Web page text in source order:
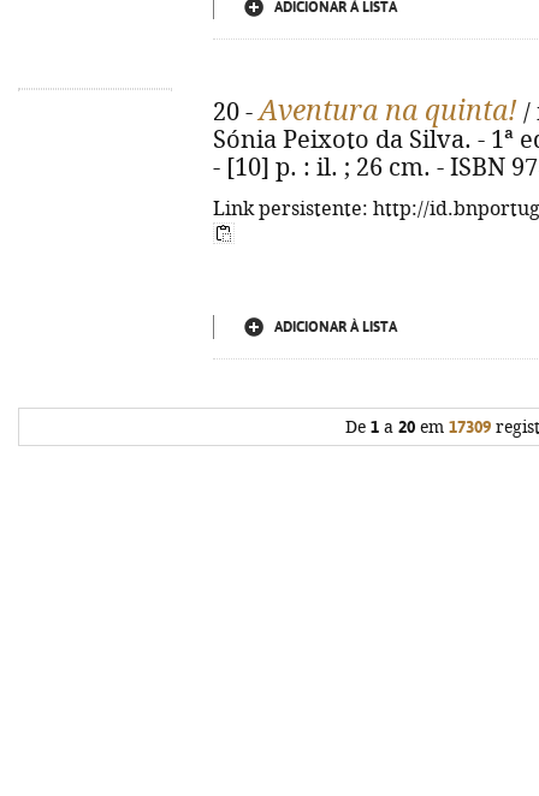
ADICIONAR À LISTA
20 -Aventura na quinta! /
Sónia Peixoto da Silva. - 1ª
- [10] p. : il. ; 26 cm. - ISBN
Link persistente: http://
ADICIONAR À LISTA
De 1 a 20 em 17309